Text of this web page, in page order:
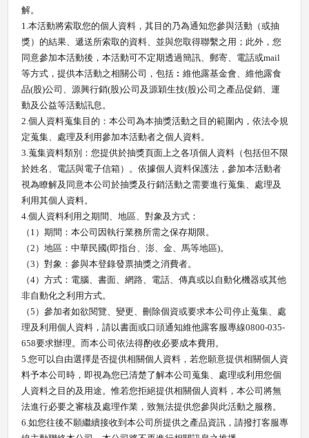
解。
1. 本活動將索取您的個人資料，其目的乃為通知您參與活動（或抽
獎）的結果、遞送所索取的資料、並與您取得聯繫之用；此外，您
同意參加本活動後，本活動可不定期透過簡訊、郵寄、電話或mail
等方式，提供本活動之相關公司，包括︰維他露基金會、維他露食
品(股)公司、源興行銷(股)公司及源穎生技(股)公司之產品促銷、運
動及公益等活動訊息。
2. 個人資料蒐集目的：本公司為本抽獎活動之目的範圍內，依法令規
定蒐集、處理及利用參加本活動者之個人資料。
3. 蒐集資料類別：您提供於抽獎頁面上之各項個人資料（包括但不限
於姓名、電話與電子信箱）。依據個人資料保護法，參加本活動者
視為瞭解及同意本公司於抽獎及行銷活動之需要進行蒐集、處理及
利用其個人資料。
4. 個人資料利用之期間、地區、對象及方式：
（ 1 ）期間：本公司因執行業務所需之保存期限。
（2 ）地區：中華民國(即指台、澎、金、馬等地區)。
（3 ）對象：參與本登錄發票抽獎之消費者。
（4）方式：電腦、書面、網路、電話、傳真或以自動化機器或其他
非自動化之利用方式。
（5 ）參加者如欲閱覽、變更、刪除個資或要求本公司停止蒐集、處
理及利用個人資料，請以書面或口頭通知維他露客服專線0800-035-
658要求辦理。而本公司依法得酌收必要成本費用。
5. 您可以自由選擇是否提供相關個人資料，若您願意提供相關個人資
料予本公司時，即視為您已清楚了解本公司蒐集、處理或利用您個
人資料之目的及用途。惟若您拒絕提供相關個人資料，本公司將無
法進行必要之審核及處理作業，致無法提供您參與此活動之服務。
6. 如您往後不願繼續接收到本公司所提供之產品資訊，請撥打客服專